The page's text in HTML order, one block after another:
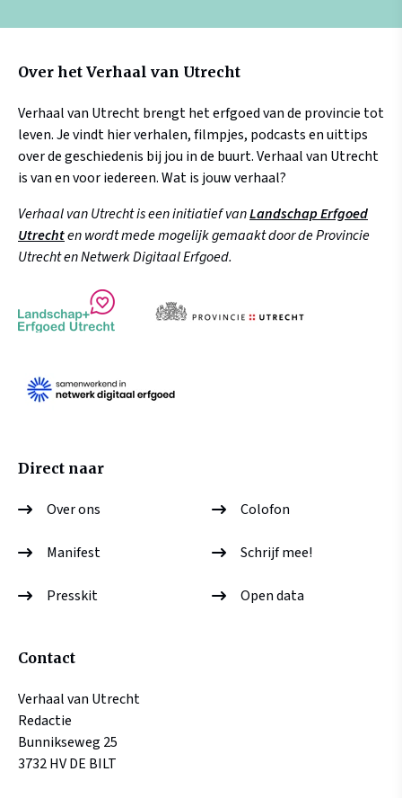
Over het Verhaal van Utrecht
Verhaal van Utrecht brengt het erfgoed van de provincie tot
leven. Je vindt hier verhalen, filmpjes, podcasts en uittips
over de geschiedenis bij jou in de buurt. Verhaal van Utrecht
is van en voor iedereen. Wat is jouw verhaal?
Verhaal van Utrecht is een initiatief vanLandschap Erfgoed
Utrechten wordt mede mogelijk gemaakt door de Provincie
Utrecht en Netwerk Digitaal Erfgoed.
Direct naar
Over ons Colofon
Manifest Schrijf mee!
Presskit Open data
Contact
Verhaal van Utrecht
Redactie
Bunnikseweg 25
3732 HV DE BILT